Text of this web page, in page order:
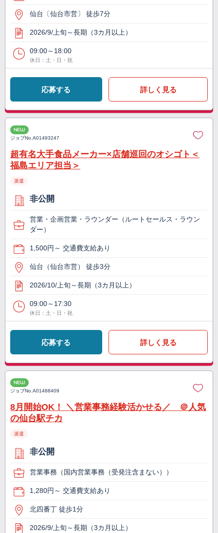
仙台〔仙台市営〕 徒歩7分
2026/9/上旬～長期（3カ月以上）
09:00～18:00
休日：土・日・祝
応募する 詳しく見る
NEW
ジョブNo.A01493247
超有名大手食品メーカー×店舗巡回のオシゴト＜
福島エリア担当＞
派遣
非公開
営業・企画営業・ラウンダー（ルートセールス・ラウン
ダー）
1,500円～ 交通費支給あり
仙台（仙台市営） 徒歩3分
2026/10/上旬～長期（3カ月以上）
09:00～17:30
休日：土・日・祝
応募する 詳しく見る
NEW
ジョブNo.A01488409
8月開始OK！ ＼営業事務経験活かせる／ ＠人気
の仙台駅チカ
派遣
非公開
営業事務（国内営業事務（受発注含まない））
1,280円～ 交通費支給あり
北四番丁 徒歩1分
2026/9/上旬～長期（3カ月以上）